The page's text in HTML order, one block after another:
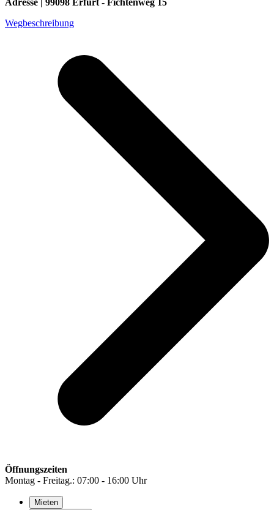
Adresse | 99098 Erfurt - Fichtenweg 15
Wegbeschreibung
Öffnungszeiten
Montag - Freitag.: 07:00 - 16:00 Uhr
Mieten